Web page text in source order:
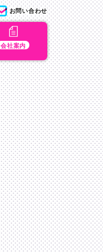
会社案内
お問い合わせ